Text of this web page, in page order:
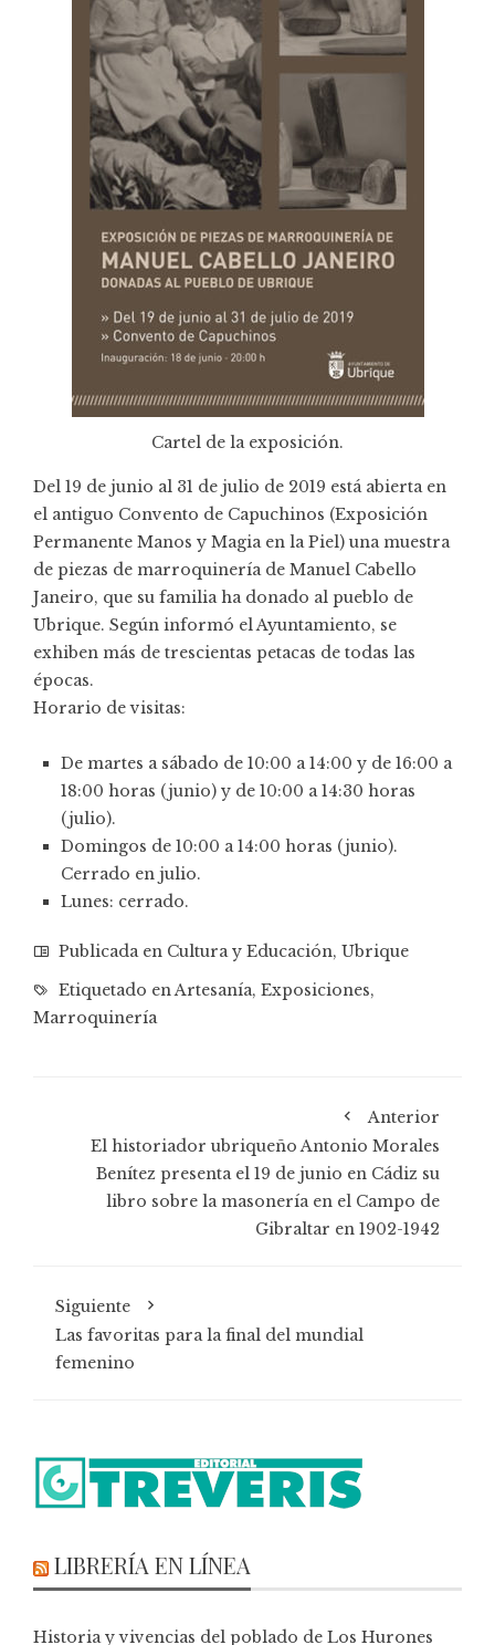
Cartel de la exposición.
Del 19 de junio al 31 de julio de 2019 está abierta en
el antiguo Convento de Capuchinos (Exposición
Permanente Manos y Magia en la Piel) una muestra
de piezas de marroquinería de Manuel Cabello
Janeiro, que su familia ha donado al pueblo de
Ubrique. Según informó el Ayuntamiento, se
exhiben más de trescientas petacas de todas las
épocas.
Horario de visitas:
De martes a sábado de 10:00 a 14:00 y de 16:00 a
18:00 horas (junio) y de 10:00 a 14:30 horas
(julio).
Domingos de 10:00 a 14:00 horas (junio).
Cerrado en julio.
Lunes: cerrado.
Publicada en Cultura y Educación, Ubrique
Etiquetado enArtesanía, Exposiciones,
Marroquinería
Anterior
El historiador ubriqueño Antonio Morales
Benítez presenta el 19 de junio en Cádiz su
libro sobre la masonería en el Campo de
Gibraltar en 1902-1942
Siguiente
Las favoritas para la final del mundial
femenino
LIBRERÍA EN LÍNEA
Historia y vivencias del poblado de Los Hurones